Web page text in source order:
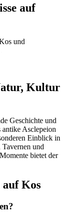
auf
und
Kultur
Geschichte und
Asclepeion
Einblick in
und
bietet der
auf Kos